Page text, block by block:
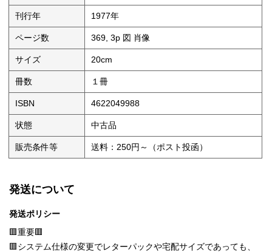
刊行年 1977年
ページ数 369, 3p 図 肖像
サイズ 20cm
冊数 １冊
ISBN 4622049988
状態 中古品
販売条件等 送料：250円～（ポスト投函）
発送について
発送ポリシー
🟥重要🟥
🟥システム仕様の変更でレターパックや宅配サイズであっても、